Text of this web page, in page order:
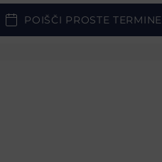
POIŠČI PROSTE TERMINE